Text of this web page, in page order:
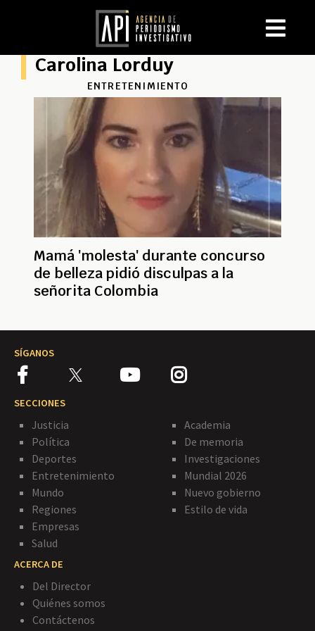
Carolina Lorduy
ENTRETENIMIENTO
Mamá 'molesta' durante concurso
de belleza pidió disculpas a la
señorita Colombia
SÍGANOS
SECCIONES
Justicia
Política
Deportes
Entretenimiento
Mundo
Regiones
Empresas
Salud
Academia
De memoria
Investigaciones
Mundial 2026
Nuevo gobierno
Estilo de vida
ACERCA DE
Del Director
Quiénes somos
Contáctenos